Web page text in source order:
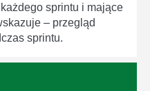
sprintu i mające
– przegląd
sprintu.